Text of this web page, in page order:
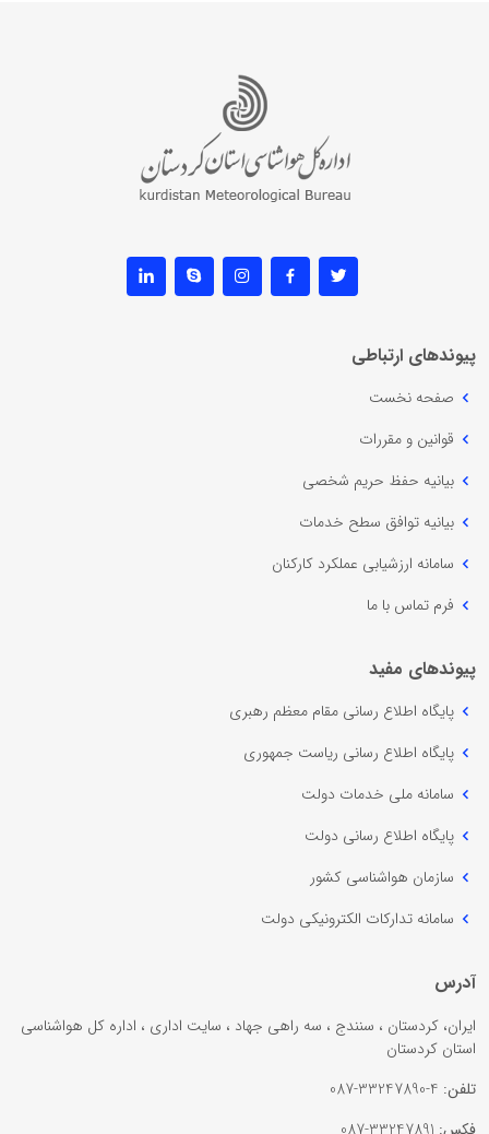
پیوندهای ارتباطی
صفحه نخست
قوانین و مقررات
بیانیه حفظ حریم شخصی
بیانیه توافق سطح خدمات
سامانه ارزشیابی عملکرد کارکنان
فرم تماس با ما
پیوندهای مفید
پایگاه اطلاع رسانی مقام معظم رهبری
پایگاه اطلاع رسانی ریاست جمهوری
سامانه ملی خدمات دولت
پایگاه اطلاع رسانی دولت
سازمان هواشناسی کشور
سامانه تدارکات الکترونیکی دولت
آدرس
ایران، کردستان ، سنندج ، سه راهی جهاد ، سایت اداری ، اداره کل هواشناسی
استان کردستان
تلفن: